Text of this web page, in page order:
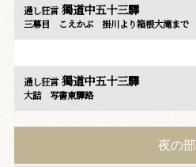
通し狂言獨道中五十三驛
三幕目 こえかぶ 掛川より箱根大滝まで
通し狂言獨道中五十三驛
大詰 写書東驛路
夜の部